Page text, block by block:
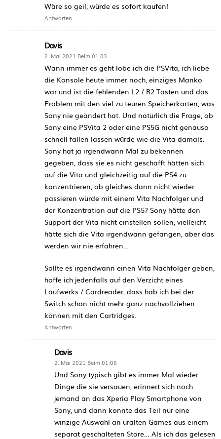
Wäre so geil, würde es sofort kaufen!
Antworten
Davis
2. Mai 2021 Beim 01:03
Wann immer es geht lobe ich die PSVita, ich liebe
die Konsole heute immer noch, einziges Manko
war und ist die fehlenden L2 / R2 Tasten und das
Problem mit den viel zu teuren Speicherkarten, was
Sony nie geändert hat. Und natürlich die Frage, ob
Sony eine PSVita 2 oder eine PS5G nicht genauso
schnell fallen lassen würde wie die Vita damals.
Sony hat ja irgendwann Mal zu bekennen
gegeben, dass sie es nicht geschafft hätten sich
auf die Vita und gleichzeitig auf die PS4 zu
konzentrieren, ob gleiches dann nicht wieder
passieren würde mit einem Vita Nachfolger und
der Konzentration auf die PS5? Sony hätte den
Support der Vita nicht einstellen sollen, vielleicht
hätte sich die Vita irgendwann gefangen, aber das
werden wir nie erfahren…
Sollte es irgendwann einen Vita Nachfolger geben,
hoffe ich jedenfalls auf den Verzicht eines
Laufwerks / Cardreader, dass hab ich bei der
Switch schon nicht mehr ganz nachvollziehen
können mit den Cartridges.
Antworten
Davis
2. Mai 2021 Beim 01:06
Und Sony typisch gibt es immer Mal wieder
Dinge die sie versauen, erinnert sich noch
jemand an das Xperia Play Smartphone von
Sony, und dann konnte das Teil nur eine
winzige Auswahl an uralten Games aus einem
separat geschalteten Store… Als ich das gelesen